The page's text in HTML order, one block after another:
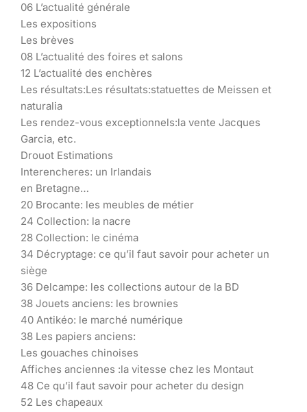
06 L’actualité générale
Les expositions
Les brèves
08 L’actualité des foires et salons
12 L’actualité des enchères
Les résultats:Les résultats:statuettes de Meissen et
naturalia
Les rendez-vous exceptionnels:la vente Jacques
Garcia, etc.
Drouot Estimations
Interencheres: un Irlandais
en Bretagne…
20 Brocante: les meubles de métier
24 Collection: la nacre
28 Collection: le cinéma
34 Décryptage: ce qu’il faut savoir pour acheter un
siège
36 Delcampe: les collections autour de la BD
38 Jouets anciens: les brownies
40 Antikéo: le marché numérique
38 Les papiers anciens:
Les gouaches chinoises
Affiches anciennes :la vitesse chez les Montaut
48 Ce qu’il faut savoir pour acheter du design
52 Les chapeaux